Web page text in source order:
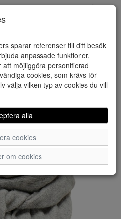
sparar referenser till ditt besök
anpassade funktioner,
möjliggöra personifierad
cookies, som krävs för
välja vilken typ av cookies du vill
alla
cookies
om cookies